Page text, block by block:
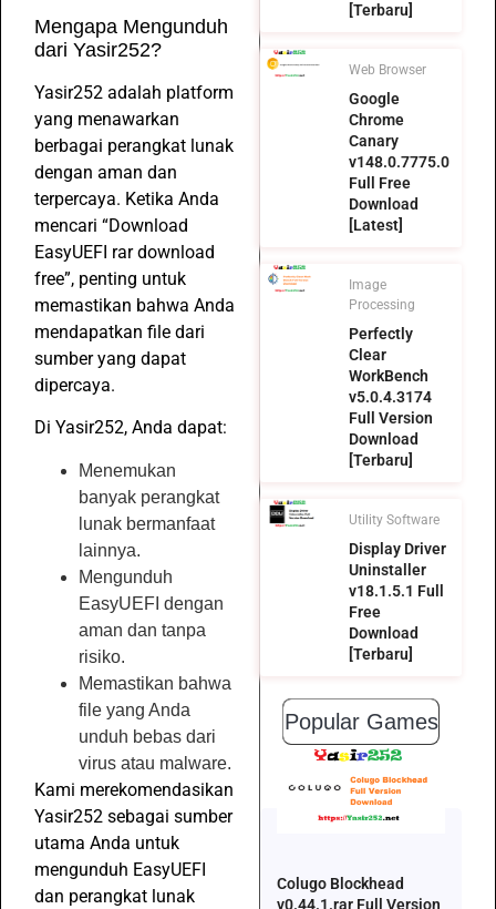
Mengapa Mengunduh
dari Yasir252?
Yasir252 adalah platform
yang menawarkan
berbagai perangkat lunak
dengan aman dan
terpercaya. Ketika Anda
mencari “Download
EasyUEFI rar download
free”, penting untuk
memastikan bahwa Anda
mendapatkan file dari
sumber yang dapat
dipercaya.
Di Yasir252, Anda dapat:
Menemukan
banyak perangkat
lunak bermanfaat
lainnya.
Mengunduh
EasyUEFI dengan
aman dan tanpa
risiko.
Memastikan bahwa
file yang Anda
unduh bebas dari
virus atau malware.
Kami merekomendasikan
Yasir252 sebagai sumber
utama Anda untuk
mengunduh EasyUEFI
dan perangkat lunak
[Terbaru]
Web Browser
Google
Chrome
Canary
v148.0.7775.0
Full Free
Download
[Latest]
Image
Processing
Perfectly
Clear
WorkBench
v5.0.4.3174
Full Version
Download
[Terbaru]
Utility Software
Display Driver
Uninstaller
v18.1.5.1 Full
Free
Download
[Terbaru]
Popular Games
Colugo Blockhead
v0.44.1.rar Full Version